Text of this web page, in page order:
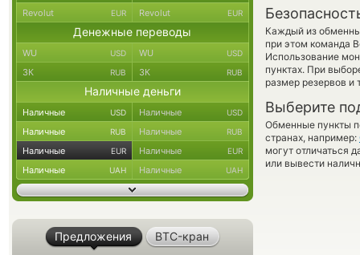
Каждый из
при этом команда
Использование
пунктах. При
размер резервов и
Выберите
Обменные пункты
странах, например:
могут отличаться
или вывести
Revolut EUR Revolut EUR
Денежные переводы
WU USD WU USD
ЗК RUB ЗК RUB
Наличные деньги
Наличные USD Наличные USD
Наличные RUB Наличные RUB
Наличные EUR Наличные EUR
Наличные UAH Наличные UAH
Предложения BTC-кран